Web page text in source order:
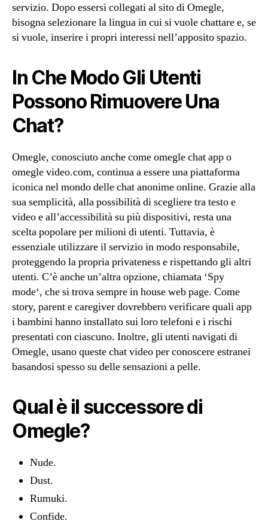
servizio. Dopo essersi collegati al sito di Omegle,
bisogna selezionare la lingua in cui si vuole chattare e, se
si vuole, inserire i propri interessi nell’apposito spazio.
In Che Modo Gli Utenti
Possono Rimuovere Una
Chat?
Omegle, conosciuto anche come omegle chat app o
omegle video.com, continua a essere una piattaforma
iconica nel mondo delle chat anonime online. Grazie alla
sua semplicità, alla possibilità di scegliere tra testo e
video e all’accessibilità su più dispositivi, resta una
scelta popolare per milioni di utenti. Tuttavia, è
essenziale utilizzare il servizio in modo responsabile,
proteggendo la propria privateness e rispettando gli altri
utenti. C’è anche un’altra opzione, chiamata ‘Spy
mode‘, che si trova sempre in house web page. Come
story, parent e caregiver dovrebbero verificare quali app
i bambini hanno installato sui loro telefoni e i rischi
presentati con ciascuno. Inoltre, gli utenti navigati di
Omegle, usano queste chat video per conoscere estranei
basandosi spesso su delle sensazioni a pelle.
Qual è il successore di
Omegle?
Nude.
Dust.
Rumuki.
Confide.